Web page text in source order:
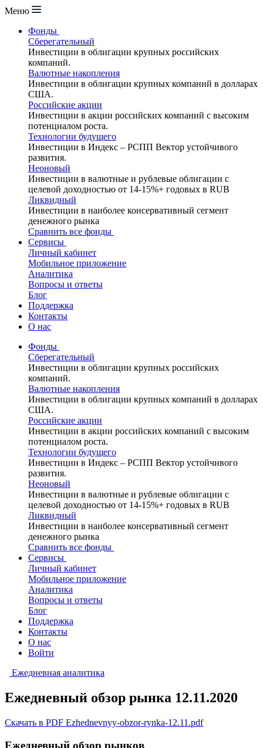
Меню
Фонды
Сберегательный
Инвестиции в облигации крупных российских
компаний.
Валютные накопления
Инвестиции в облигации крупных компаний в долларах
США.
Российские акции
Инвестиции в акции российских компаний с высоким
потенциалом роста.
Технологии будущего
Инвестиции в Индекс – РСПП Вектор устойчивого
развития.
Неоновый
Инвестиции в валютные и рублевые облигации с
целевой доходностью от 14-15%+ годовых в RUB
Ликвидный
Инвестиции в наиболее консервативный сегмент
денежного рынка
Сравнить все фонды
Сервисы
Личный кабинет
Мобильное приложение
Аналитика
Вопросы и ответы
Блог
Поддержка
Контакты
О нас
Фонды
Сберегательный
Инвестиции в облигации крупных российских
компаний.
Валютные накопления
Инвестиции в облигации крупных компаний в долларах
США.
Российские акции
Инвестиции в акции российских компаний с высоким
потенциалом роста.
Технологии будущего
Инвестиции в Индекс – РСПП Вектор устойчивого
развития.
Неоновый
Инвестиции в валютные и рублевые облигации с
целевой доходностью от 14-15%+ годовых в RUB
Ликвидный
Инвестиции в наиболее консервативный сегмент
денежного рынка
Сравнить все фонды
Сервисы
Личный кабинет
Мобильное приложение
Аналитика
Вопросы и ответы
Блог
Поддержка
Контакты
О нас
Войти
Ежедневная аналитика
Ежедневный обзор рынка 12.11.2020
Скачать в PDF Ezhednevnyy-obzor-rynka-12.11.pdf
Ежедневный обзор рынков